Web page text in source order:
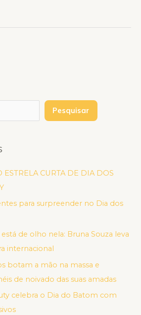
Pesquisar
ESTRELA CURTA DE DIA DOS
para surpreender no Dia dos
de olho nela: Bruna Souza leva
internacional
botam a mão na massa e
de noivado das suas amadas
celebra o Dia do Batom com